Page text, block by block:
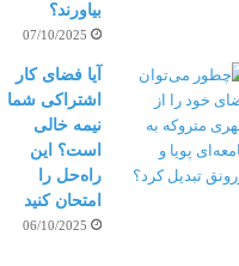
بیاورند؟
07/10/2025
آیا فضای کار
اشتراکی شما
نیمه‌ خالی
است؟ این
راه‌حل را
امتحان کنید
06/10/2025